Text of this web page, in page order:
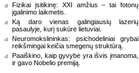
Fizikai įsitikinę: XXI amžius – tai fotonų
įgalinimo laikmetis.
Ką daro vienas galingiausių lazerių
pasaulyje, kurį sukūrė lietuviai.
Neuromokslininkas: psichodeliniai grybai
reikšmingai keičia smegenų struktūrą.
Paaiškino, kaip gyvybė yra išvis įmanoma,
ir gavo Nobelio premiją.